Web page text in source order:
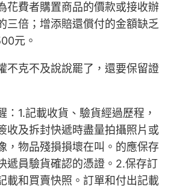
花費者購置商品的價款或接收辦
三倍；增添賠還償付的金額缺乏
元。
不克不及說說罷了，還要保留證
：1.記載收貨、驗貨經過歷程，
收及拆封快遞時盡量拍攝照片或
，物品殘損損壞在叫。的應保存
遞員驗貨確認的憑證。2.保存訂
載和買賣快照。訂單和付出記載